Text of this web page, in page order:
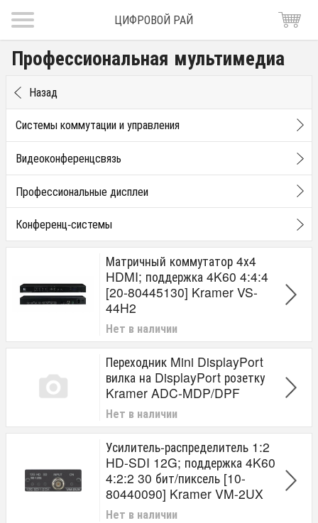
ЦИФРОВОЙ РАЙ
Профессиональная мультимедиа
Назад
Системы коммутации и управления
Видеоконференцсвязь
Профессиональные дисплеи
Конференц-системы
Матричный коммутатор 4х4
HDMI; поддержка 4K60 4:4:4
[20-80445130] Kramer VS-
44H2
Нет в наличии
Переходник Mini DisplayPort
вилка на DisplayPort розетку
Kramer ADC-MDP/DPF
Нет в наличии
Усилитель-распределитель 1:2
HD-SDI 12G; поддержка 4K60
4:2:2 30 бит/пиксель [10-
80440090] Kramer VM-2UX
Нет в наличии